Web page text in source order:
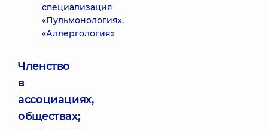
специализация
«Пульмонология»,
«Аллергология»
Членство
в
ассоциациях,
обществах;